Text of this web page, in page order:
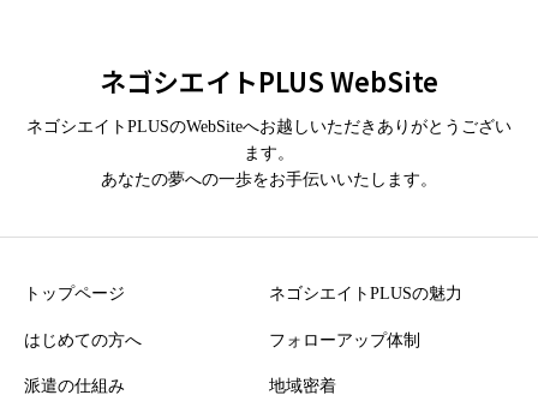
ネゴシエイトPLUS WebSite
ネゴシエイトPLUSのWebSiteへお越しいただきありがとうござい
ます。
あなたの夢への一歩をお手伝いいたします。
トップページ
はじめての方へ
派遣の仕組み
ネゴシエイトPLUSの魅力
フォローアップ体制
地域密着